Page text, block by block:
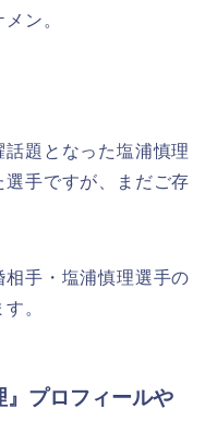
ン。
題となった塩浦慎理
手ですが、まだご存
手・塩浦慎理選手の
。
』プロフィールや